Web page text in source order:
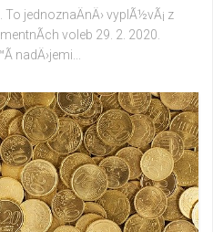
To jednoznaÄnÄ› vyplÃ½vÃ¡ z
voleb 29. 2. 2020.
nadÄ›jemi...